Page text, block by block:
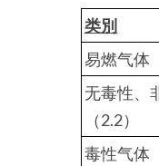
类別
易燃气体
无毒性、
（2.2）
毒性气体